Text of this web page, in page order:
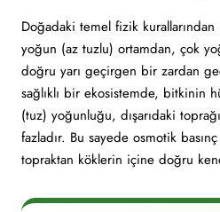
Doğadaki temel fizik
yoğun (az tuzlu) ortamdan, çok
doğru yarı geçirgen bir zardan
sağlıklı bir ekosistemde, bitkinin
(tuz) yoğunluğu, dışarıdaki
fazladır. Bu sayede osmotik
topraktan köklerin içine doğru